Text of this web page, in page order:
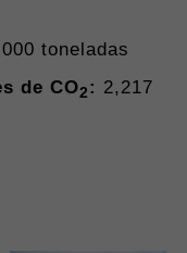
toneladas
de CO2: 2,217